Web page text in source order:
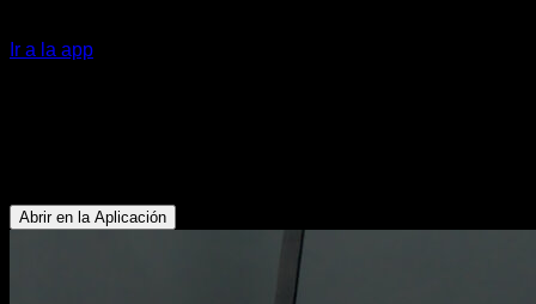
Ir a la app
Abrir en la Aplicación